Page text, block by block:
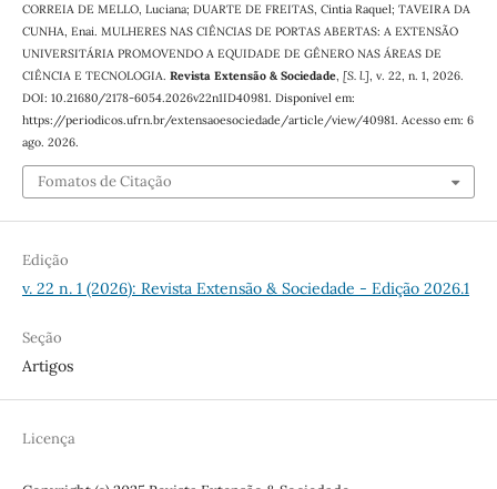
CORREIA DE MELLO, Luciana; DUARTE DE FREITAS, Cintia Raquel; TAVEIRA DA
CUNHA, Enai. MULHERES NAS CIÊNCIAS DE PORTAS ABERTAS: A EXTENSÃO
UNIVERSITÁRIA PROMOVENDO A EQUIDADE DE GÊNERO NAS ÁREAS DE
CIÊNCIA E TECNOLOGIA. Revista Extensão & Sociedade, [S. l.], v. 22, n. 1, 2026.
DOI: 10.21680/2178-6054.2026v22n1ID40981. Disponível em:
https://periodicos.ufrn.br/extensaoesociedade/article/view/40981. Acesso em: 6
ago. 2026.
Fomatos de Citação
Edição
v. 22 n. 1 (2026): Revista Extensão & Sociedade - Edição 2026.1
Seção
Artigos
Licença